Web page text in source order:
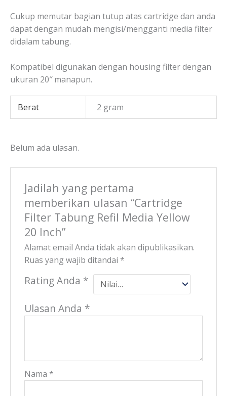
Cukup memutar bagian tutup atas cartridge dan anda
dapat dengan mudah mengisi/mengganti media filter
didalam tabung.
Kompatibel digunakan dengan housing filter dengan
ukuran 20″ manapun.
Berat 2 gram
Belum ada ulasan.
Jadilah yang pertama
memberikan ulasan “Cartridge
Filter Tabung Refil Media Yellow
20 Inch”
Alamat email Anda tidak akan dipublikasikan.
Ruas yang wajib ditandai *
Rating Anda *
Ulasan Anda *
Nama *